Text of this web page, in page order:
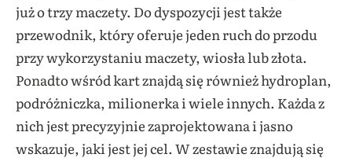
już o trzy maczety. Do dyspozycji jest także
przewodnik, który oferuje jeden ruch do przodu
przy wykorzystaniu maczety, wiosła lub złota.
Ponadto wśród kart znajdą się również hydroplan,
podróżniczka, milionerka i wiele innych. Każda z
nich jest precyzyjnie zaprojektowana i jasno
wskazuje, jaki jest jej cel. W zestawie znajdują się